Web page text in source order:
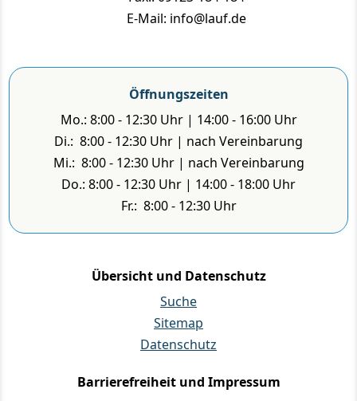
E-Mail: info@lauf.de
Öffnungszeiten
Mo.: 8:00 - 12:30 Uhr | 14:00 - 16:00 Uhr
Di.: 8:00 - 12:30 Uhr | nach Vereinbarung
Mi.: 8:00 - 12:30 Uhr | nach Vereinbarung
Do.: 8:00 - 12:30 Uhr | 14:00 - 18:00 Uhr
Fr.: 8:00 - 12:30 Uhr
Übersicht und Datenschutz
Suche
Sitemap
Datenschutz
Barrierefreiheit und Impressum